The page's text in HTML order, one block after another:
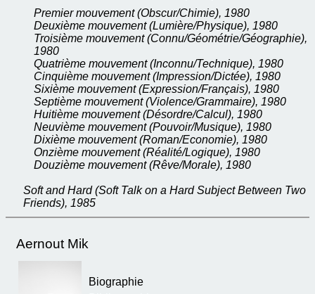
Premier mouvement (Obscur/Chimie), 1980
Deuxième mouvement (Lumière/Physique), 1980
Troisième mouvement (Connu/Géométrie/Géographie),
1980
Quatrième mouvement (Inconnu/Technique), 1980
Cinquième mouvement (Impression/Dictée), 1980
Sixième mouvement (Expression/Français), 1980
Septième mouvement (Violence/Grammaire), 1980
Huitième mouvement (Désordre/Calcul), 1980
Neuvième mouvement (Pouvoir/Musique), 1980
Dixième mouvement (Roman/Economie), 1980
Onzième mouvement (Réalité/Logique), 1980
Douzième mouvement (Rêve/Morale), 1980
Soft and Hard (Soft Talk on a Hard Subject Between Two
Friends), 1985
Aernout Mik
Biographie